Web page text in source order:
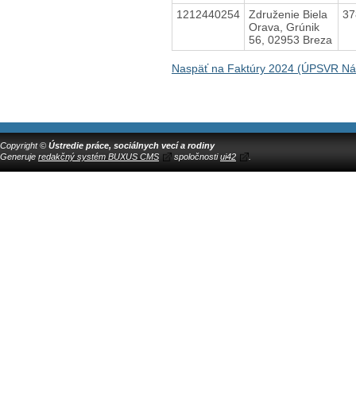
1212440254
Združenie Biela
Orava, Grúnik
56, 02953 Breza
Naspäť na Faktúry 2024 (ÚPSVR
Copyright © Ústredie práce, sociálnych vecí a rodiny
Generuje redakčný systém BUXUS CMS spoločnostiui42